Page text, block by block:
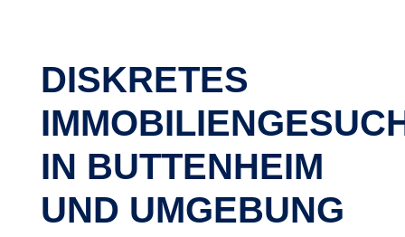
DISKRETES
IN BUTTENHEIM
UND UMGEBUNG